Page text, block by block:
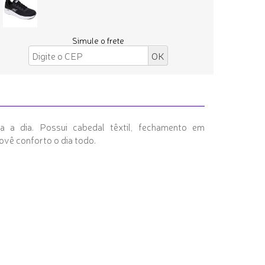
Simule o frete
a dia. Possui cabedal têxtil, fechamento em
conforto o dia todo.